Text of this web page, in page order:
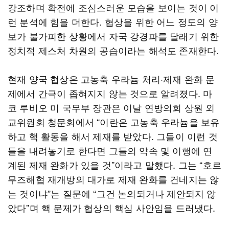
강조하며 확전에 조심스러운 모습을 보이는 것이 이
런 분석에 힘을 더한다. 협상을 위한 어느 정도의 양
보가 불가피한 상황에서 자국 강경파를 달래기 위한
정치적 제스처 차원의 공습이라는 해석도 존재한다.
현재 양국 협상은 고농축 우라늄 처리·제재 완화 문
제에서 간극이 좁혀지지 않는 것으로 알려졌다. 마
코 루비오 미 국무부 장관은 이날 연방의회 상원 외
교위원회 청문회에서 “이란은 고농축 우라늄을 보유
하고 핵 활동을 해서 제재를 받았다. 그들이 이런 것
들을 내려놓기로 한다면 그들의 약속 및 이행에 연
계된 제재 완화가 있을 것”이라고 말했다. 그는 “호르
무즈해협 재개방의 대가로 제재 완화를 건네지는 않
는 것이냐”는 질문에 “그건 논의되거나 제안되지 않
았다”며 핵 문제가 협상의 핵심 사안임을 드러냈다.